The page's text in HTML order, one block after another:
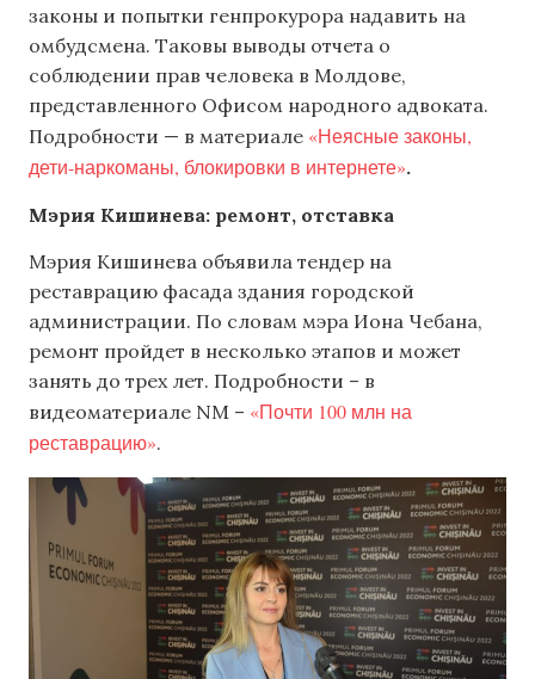
законы и попытки генпрокурора надавить на
омбудсмена. Таковы выводы отчета о
соблюдении прав человека в Молдове,
представленного Офисом народного адвоката.
Подробности — в материале «Неясные законы,
дети-наркоманы, блокировки в интернете».
Мэрия Кишинева: ремонт, отставка
Мэрия Кишинева объявила тендер на
реставрацию фасада здания городской
администрации. По словам мэра Иона Чебана,
ремонт пройдет в несколько этапов и может
занять до трех лет. Подробности – в
видеоматериале NM – «Почти 100 млн на
реставрацию».